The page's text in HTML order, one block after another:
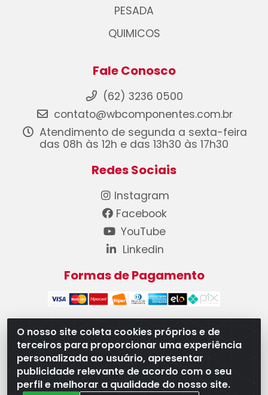
O nosso site coleta cookies próprios e de
terceiros para proporcionar uma experiência
personalizada ao usuário, apresentar
publicidade relevante de acordo com o seu
perfil e melhorar a qualidade do nosso site.
PESADA
QUIMICOS
Fale Conosco
(62) 3236 0500
contato@wbcomponentes.com.br
Atendimento de segunda a sexta-feira
das 08h às 12h e das 13h30 às 17h30
Redes Sociais
Instagram
Facebook
YouTube
Linkedin
Formas de Pagamento
WB Componentes Automotivos LTDA - CNPJ
08.528.393/0001-12 - Rua do Níquel, 667 - Parque
Oeste Industrial, Goiânia/GO - CEP 74375-660